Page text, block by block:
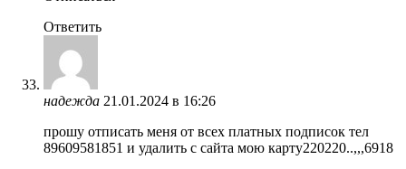
Ответить
надежда 21.01.2024 в 16:26
прошу отписать меня от всех платных подписок тел
89609581851 и удалить с сайта мою карту220220..,,,6918